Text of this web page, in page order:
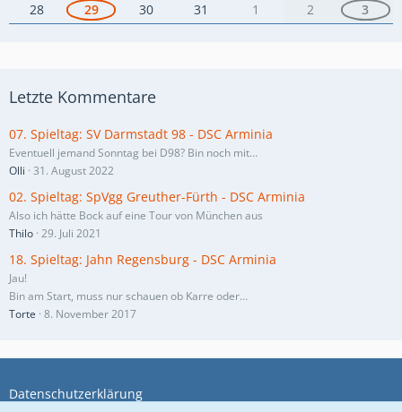
28
29 30 31 1 2 3
Letzte Kommentare
07. Spieltag: SV Darmstadt 98 - DSC Arminia
Eventuell jemand Sonntag bei D98? Bin noch mit…
Olli 31. August 2022
02. Spieltag: SpVgg Greuther-Fürth - DSC Arminia
Also ich hätte Bock auf eine Tour von München aus
Thilo 29. Juli 2021
18. Spieltag: Jahn Regensburg - DSC Arminia
Jau!
Bin am Start, muss nur schauen ob Karre oder…
Torte 8. November 2017
Datenschutzerklärung